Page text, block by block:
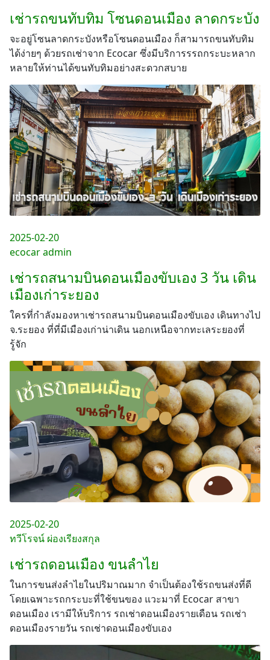
เช่ารถขนทับทิม โซนดอนเมือง ลาดกระบัง
จะอยู่โซนลาดกระบังหรือโซนดอนเมือง ก็สามารถขนทับทิม
ได้ง่ายๆ ด้วยรถเช่าจาก Ecocar ซึ่งมีบริการรรถกระบะหลาก
หลายให้ท่านได้ขนทับทิมอย่างสะดวกสบาย
2025-02-20
ecocar admin
เช่ารถสนามบินดอนเมืองขับเอง 3 วัน เดิน
เมืองเก่าระยอง
ใครที่กำลังมองหาเช่ารถสนามบินดอนเมืองขับเอง เดินทางไป
จ.ระยอง ที่ที่มีเมืองเก่าน่าเดิน นอกเหนือจากทะเลระยองที่
รู้จัก
2025-02-20
ทวีโรจน์ ผ่องเรียงสกุล
เช่ารถดอนเมือง ขนลำไย
ในการขนส่งลำไยในปริมาณมาก จำเป็นต้องใช้รถขนส่งที่ดี
โดยเฉพาะรถกระบะที่ใช้ขนของ แวะมาที่ Ecocar สาขา
ดอนเมือง เรามีให้บริการ รถเช่าดอนเมืองรายเดือน รถเช่า
ดอนเมืองรายวัน รถเช่าดอนเมืองขับเอง